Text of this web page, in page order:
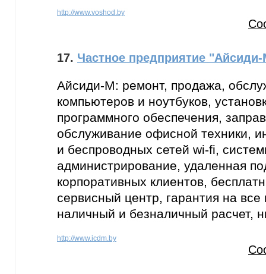
http://www.voshod.by
17. Частное предприятие
Айсиди-М: ремонт, продажа,
компьютеров и ноутбуков,
программного обеспечения,
обслуживание офисной техники,
и беспроводных сетей wi-fi,
администрирование, удаленная
корпоративных клиентов,
сервисный центр, гарантия на все
наличный и безналичный расчет,
http://www.icdm.by